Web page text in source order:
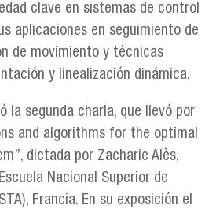
clave en sistemas de control
aplicaciones en seguimiento de
de movimiento y técnicas
y linealización dinámica.
la segunda charla, que llevó por
and algorithms for the optimal
dictada por Zacharie Alès,
Nacional Superior de
Francia. En su exposición el